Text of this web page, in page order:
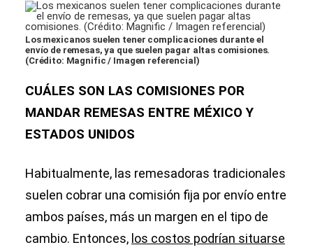
Los mexicanos suelen tener complicaciones durante el
envío de remesas, ya que suelen pagar altas comisiones.
(Crédito: Magnific / Imagen referencial)
CUÁLES SON LAS COMISIONES POR
MANDAR REMESAS ENTRE MÉXICO Y
ESTADOS UNIDOS
Habitualmente, las remesadoras tradicionales
suelen cobrar una comisión fija por envío entre
ambos países, más un margen en el tipo de
cambio. Entonces, los costos podrían situarse